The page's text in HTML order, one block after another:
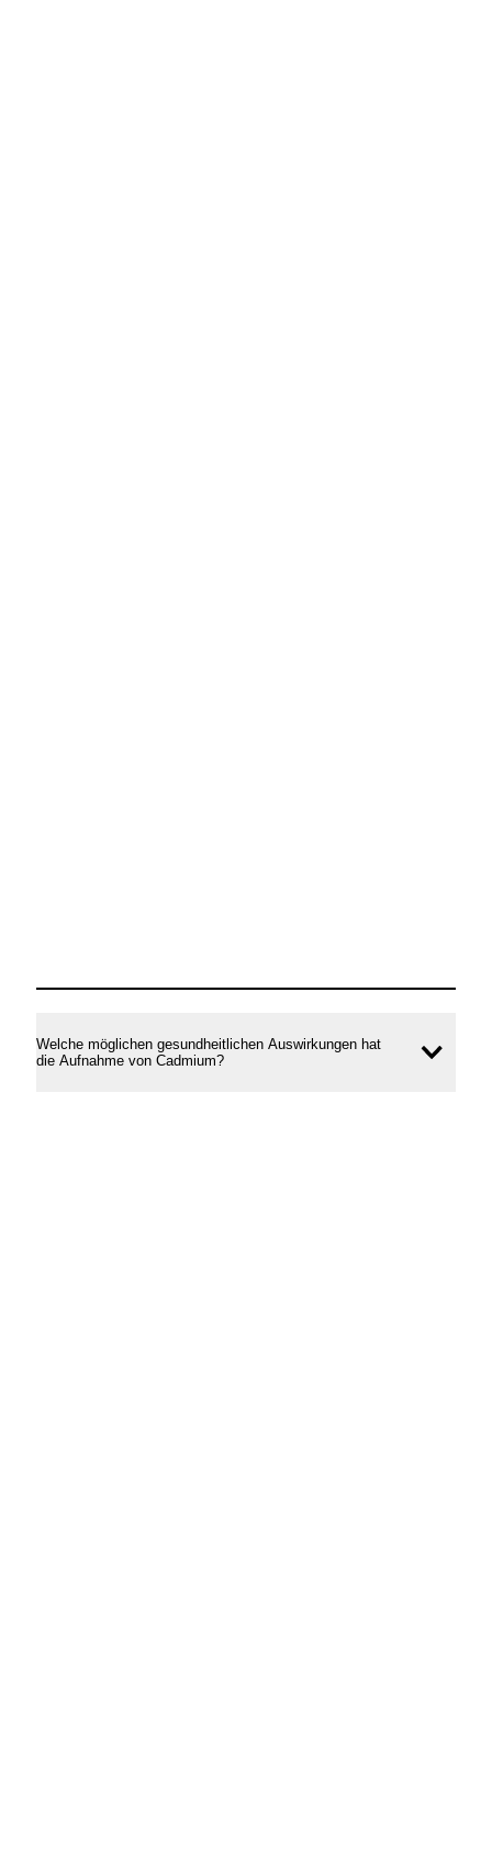
Welche möglichen gesundheitlichen Auswirkungen hat
die Aufnahme von Cadmium?